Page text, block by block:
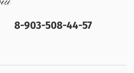
8-903-508-44-57